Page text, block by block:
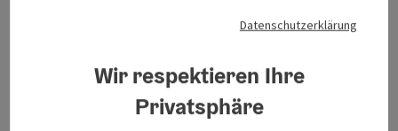
Datenschutzerklärung
Wir respektieren Ihre
Privatsphäre